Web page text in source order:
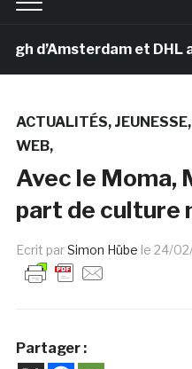
et DHL
ACTUALITÉS JEUNESSE
WEB
Avec le Moma,
part de culture
Ecrit parSimon Hübe le 24/
Partager :